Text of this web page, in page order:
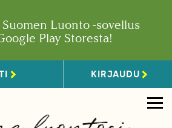
Suomen Luonto -sovellus
Play Storesta!
KIRJAUDU